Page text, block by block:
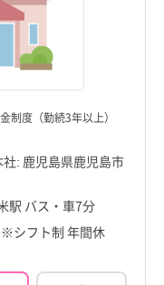
制度（勤続3年以上）
: 鹿児島県鹿児島市
駅 バス・車7分
シフト制 年間休